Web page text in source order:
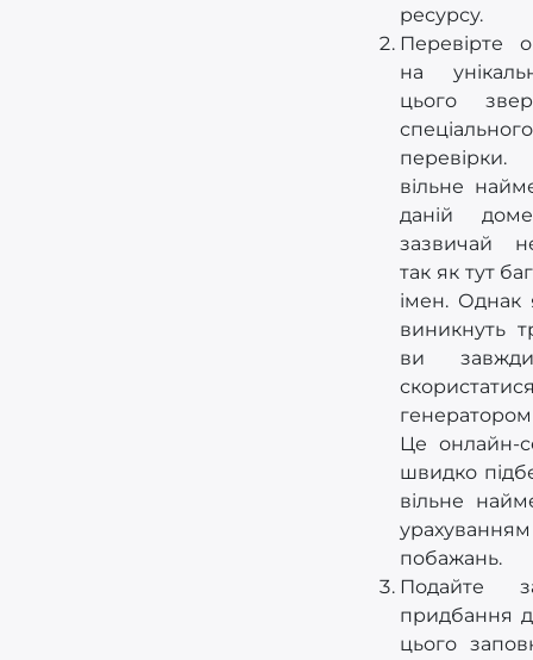
ресурсу.
Перевірте
на
цього
вільне
даній
зазвичай
так як тут
імен. Однак
виникнуть
ви
Це онлайн-
швидко
вільне
побажань.
Подайте
придбання
цього